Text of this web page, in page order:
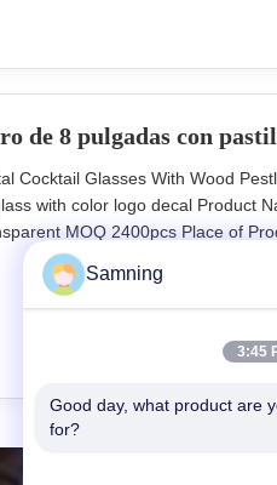
de 8 pulgadas con
Cocktail Glasses With Wood
with color logo decal Product
MOQ 2400pcs Place of
carton packing 24pcs in master
do it in color
Samning
3:45
Good day, what product are
for?